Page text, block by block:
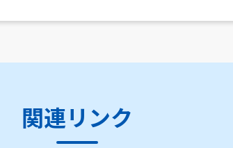
関連リンク